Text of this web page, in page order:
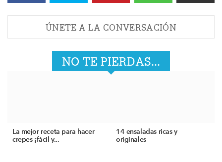
ÚNETE A LA CONVERSACIÓN
NO TE PIERDAS...
La mejor receta para hacer
crepes ¡fácil y...
14 ensaladas ricas y
originales